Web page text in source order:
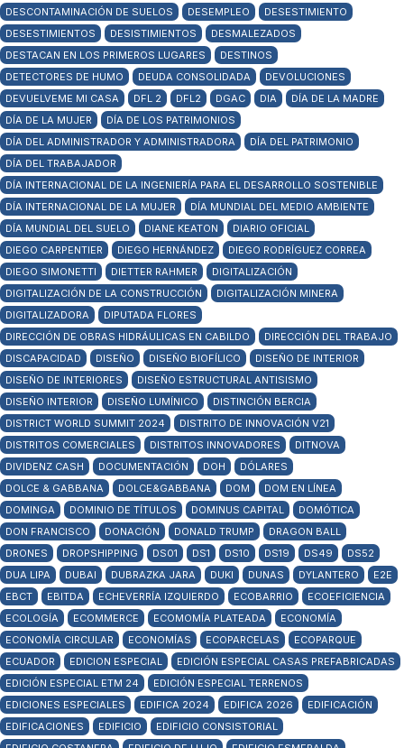
DESCONTAMINACIÓN DE SUELOS
DESEMPLEO
DESESTIMIENTO
DESESTIMIENTOS
DESISTIMIENTOS
DESMALEZADOS
DESTACAN EN LOS PRIMEROS LUGARES
DESTINOS
DETECTORES DE HUMO
DEUDA CONSOLIDADA
DEVOLUCIONES
DEVUELVEME MI CASA
DFL 2 DFL2 DGAC DIA
DÍA DE LA MADRE
DÍA DE LA MUJER
DÍA DE LOS PATRIMONIOS
DÍA DEL ADMINISTRADOR Y ADMINISTRADORA
DÍA DEL PATRIMONIO
DÍA DEL TRABAJADOR
DÍA INTERNACIONAL DE LA INGENIERÍA PARA EL DESARROLLO SOSTENIBLE
DÍA INTERNACIONAL DE LA MUJER
DÍA MUNDIAL DEL MEDIO AMBIENTE
DÍA MUNDIAL DEL SUELO
DIANE KEATON
DIARIO OFICIAL
DIEGO CARPENTIER
DIEGO HERNÁNDEZ
DIEGO RODRÍGUEZ CORREA
DIEGO SIMONETTI
DIETTER RAHMER
DIGITALIZACIÓN
DIGITALIZACIÓN DE LA CONSTRUCCIÓN
DIGITALIZACIÓN MINERA
DIGITALIZADORA
DIPUTADA FLORES
DIRECCIÓN DE OBRAS HIDRÁULICAS EN CABILDO
DIRECCIÓN DEL TRABAJO
DISCAPACIDAD
DISEÑO DISEÑO BIOFÍLICO
DISEÑO DE INTERIOR
DISEÑO DE INTERIORES
DISEÑO ESTRUCTURAL ANTISISMO
DISEÑO INTERIOR
DISEÑO LUMÍNICO
DISTINCIÓN BERCIA
DISTRICT WORLD SUMMIT 2024
DISTRITO DE INNOVACIÓN V21
DISTRITOS COMERCIALES
DISTRITOS INNOVADORES
DITNOVA
DIVIDENZ CASH
DOCUMENTACIÓN DOH
DÓLARES
DOLCE & GABBANA
DOLCE&GABBANA DOM
DOM EN LÍNEA
DOMINGA
DOMINIO DE TÍTULOS DOMINUS CAPITAL
DOMÓTICA
DON FRANCISCO
DONACIÓN DONALD TRUMP
DRAGON BALL
DRONES
DROPSHIPPING DS01 DS1 DS10 DS19 DS49
DS52
DUA LIPA
DUBAI DUBRAZKA JARA DUKI DUNAS DYLANTERO
E2E
EBCT
EBITDA ECHEVERRÍA IZQUIERDO ECOBARRIO
ECOEFICIENCIA
ECOLOGÍA
ECOMMERCE ECOMOMÍA PLATEADA
ECONOMÍA
ECONOMÍA CIRCULAR
ECONOMÍAS ECOPARCELAS
ECOPARQUE
ECUADOR
EDICION ESPECIAL
EDICIÓN ESPECIAL CASAS PREFABRICADAS
EDICIÓN ESPECIAL ETM 24
EDICIÓN ESPECIAL TERRENOS
EDICIONES ESPECIALES
EDIFICA 2024 EDIFICA 2026
EDIFICACIÓN
EDIFICACIONES
EDIFICIO
EDIFICIO CONSISTORIAL